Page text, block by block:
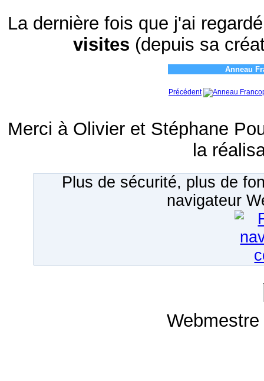
La dernière fois que j'ai
visites (depuis sa
Anneau
Précédent
Merci à Olivier et Stéphane
la
Plus de sécurité, plus de
navigateur